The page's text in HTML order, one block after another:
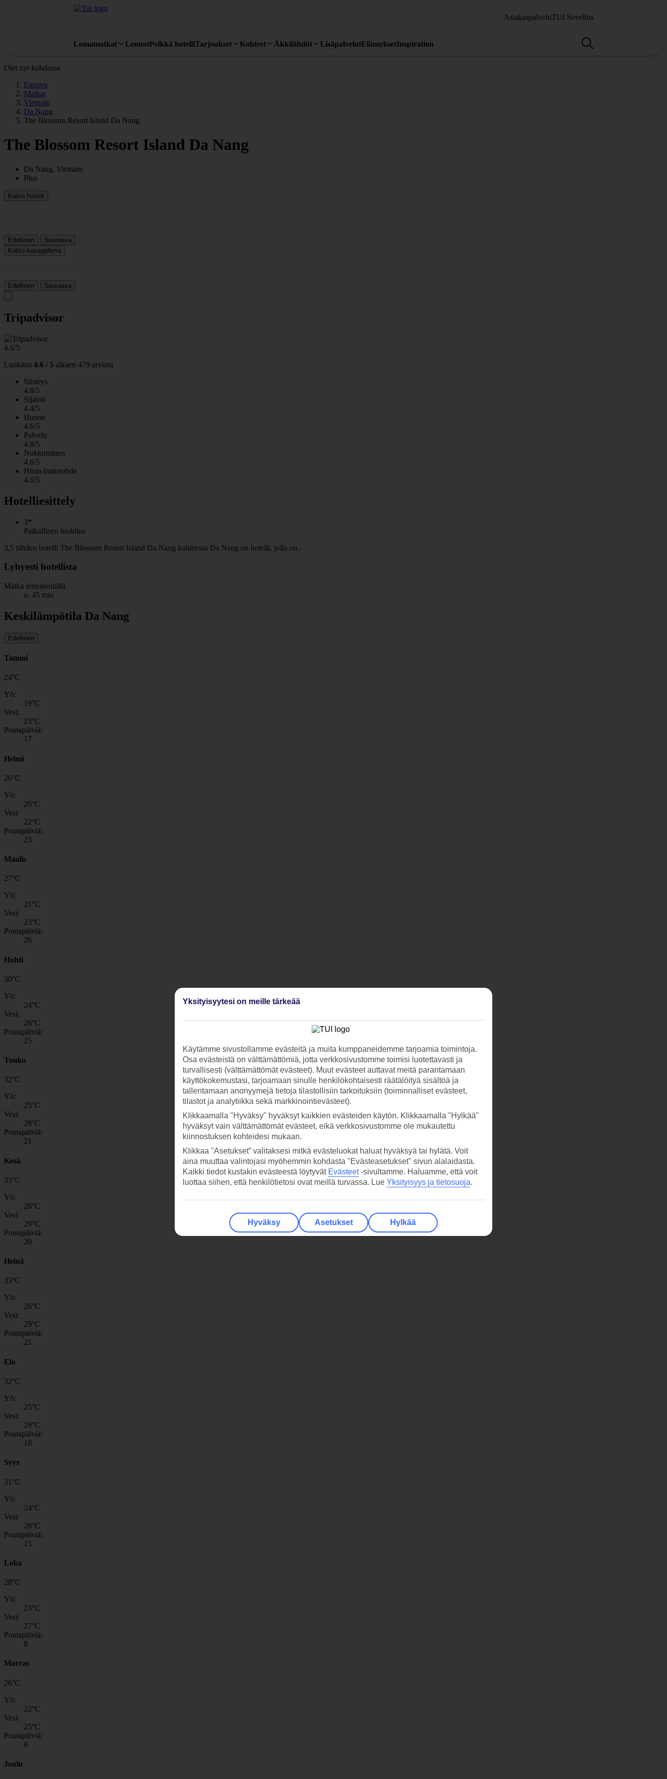
AsiakaspalveluTUI Sovellus
Lomamatkat LennotPelkkä hotelliTarjoukset Kohteet Äkkilähdöt LisäpalvelutElämyksetInspiration
Olet nyt kohdassa
Etusivu
Matkat
Vietnam
Da Nang
The Blossom Resort Island Da Nang
The Blossom Resort Island Da Nang
Da Nang, Vietnam
Plus
Katso hinnat
Edellinen
Seuraava
Katso kuvagalleria
Edellinen Seuraava
Tripadvisor
4.6/5
Luokitus 4.6 / 5 alkaen 479 arviota
Siisteys
4.8/5
Sijainti
4.4/5
Huone
4.6/5
Palvelu
4.8/5
Nukkuminen
4.6/5
Hinta-laatusuhde
4.6/5
Hotelliesittely
3*
Paikallinen luokitus
3,5 tähden hotelli The Blossom Resort Island Da Nang kohteessa Da Nang on hotelli, jolla on .
Lyhyesti hotellista
Matka lentokentältä
n. 45 min
Keskilämpötila Da Nang
Edellinen
Tammi
24°C
Yö:
19°C
Vesi:
23°C
Poutapäiviä:
17
Helmi
26°C
Yö:
20°C
Vesi:
22°C
Poutapäiviä:
23
Maalis
27°C
Yö:
21 °C
Vesi:
23°C
Poutapäiviä:
26
Huhti
30°C
Yö:
24°C
Vesi:
26°C
Poutapäiviä:
25
Touko
32°C
Yö:
25°C
Vesi:
28°C
Poutapäiviä:
21
Kesä
33°C
Yö:
26°C
Vesi:
29°C
Poutapäiviä:
20
Heinä
33°C
Yö:
26°C
Vesi:
29°C
Poutapäiviä:
21
Elo
32°C
Yö:
25°C
Vesi:
29°C
Poutapäiviä:
18
Syys
31 °C
Yö:
24°C
Vesi:
28°C
Poutapäiviä:
15
Loka
28°C
Yö:
23°C
Vesi:
27°C
Poutapäiviä:
8
Marras
26°C
Yö:
22°C
Vesi:
25°C
Poutapäiviä:
8
Joulu
Yksityisyytesi on meille tärkeää
Käytämme sivustollamme evästeitä ja muita kumppaneidemme tarjoamia toimintoja.
Osa evästeistä on välttämättömiä, jotta verkkosivustomme toimisi luotettavasti ja
turvallisesti (välttämättömät evästeet). Muut evästeet auttavat meitä parantamaan
käyttökokemustasi, tarjoamaan sinulle henkilökohtaisesti räätälöityä sisältöä ja
tallentamaan anonyymejä tietoja tilastollisiin tarkoituksiin (toiminnalliset evästeet,
tilastot ja analytiikka sekä markkinointievästeet).
Klikkaamalla "Hyväksy" hyväksyt kaikkien evästeiden käytön. Klikkaamalla "Hylkää"
hyväksyt vain välttämättömät evästeet, eikä verkkosivustomme ole mukautettu
kiinnostuksen kohteidesi mukaan.
Klikkaa "Asetukset” valitaksesi mitkä evästeluokat haluat hyväksyä tai hylätä. Voit
aina muuttaa valintojasi myöhemmin kohdasta "Evästeasetukset" sivun alalaidasta.
Kaikki tiedot kustakin evästeestä löytyvät Evästeet-sivultamme. Haluamme, että voit
luottaa siihen, että henkilötietosi ovat meillä turvassa. Lue Yksityisyys ja tietosuoja.
Hyväksy Asetukset Hylkää